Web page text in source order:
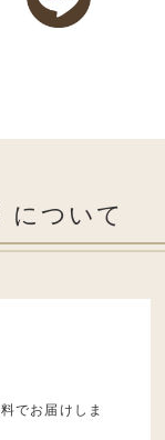
ついて
でお届けしま